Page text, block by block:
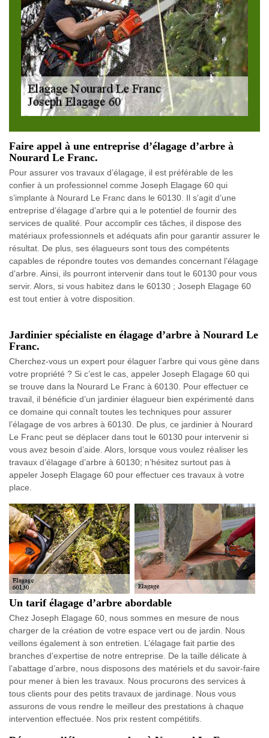
Faire appel à une entreprise d’élagage d’arbre à
Nourard Le Franc.
Pour assurer vos travaux d’élagage, il est préférable de les
confier à un professionnel comme Joseph Elagage 60 qui
s’implante à Nourard Le Franc dans le 60130. Il s’agit d’une
entreprise d’élagage d’arbre qui a le potentiel de fournir des
services de qualité. Pour accomplir ces tâches, il dispose des
matériaux professionnels et adéquats afin pour garantir assurer le
résultat. De plus, ses élagueurs sont tous des compétents
capables de répondre toutes vos demandes concernant l’élagage
d’arbre. Ainsi, ils pourront intervenir dans tout le 60130 pour vous
servir. Alors, si vous habitez dans le 60130 ; Joseph Elagage 60
est tout entier à votre disposition.
Jardinier spécialiste en élagage d’arbre à Nourard Le
Franc.
Cherchez-vous un expert pour élaguer l’arbre qui vous gène dans
votre propriété ? Si c’est le cas, appeler Joseph Elagage 60 qui
se trouve dans la Nourard Le Franc à 60130. Pour effectuer ce
travail, il bénéficie d’un jardinier élagueur bien expérimenté dans
ce domaine qui connaît toutes les techniques pour assurer
l’élagage de vos arbres à 60130. De plus, ce jardinier à Nourard
Le Franc peut se déplacer dans tout le 60130 pour intervenir si
vous avez besoin d’aide. Alors, lorsque vous voulez réaliser les
travaux d’élagage d’arbre à 60130; n’hésitez surtout pas à
appeler Joseph Elagage 60 pour effectuer ces travaux à votre
place.
Un tarif élagage d’arbre abordable
Chez Joseph Elagage 60, nous sommes en mesure de nous
charger de la création de votre espace vert ou de jardin. Nous
veillons également à son entretien. L’élagage fait partie des
branches d’expertise de notre entreprise. De la taille délicate à
l’abattage d’arbre, nous disposons des matériels et du savoir-faire
pour mener à bien les travaux. Nous procurons des services à
tous clients pour des petits travaux de jardinage. Nous vous
assurons de vous rendre le meilleur des prestations à chaque
intervention effectuée. Nos prix restent compétitifs.